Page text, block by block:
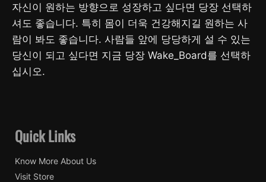
자신이 원하는 방향으로 성장하고 싶다면 당장 선택하
셔도 좋습니다. 특히 몸이 더욱 건강해지길 원하는 사
람이 봐도 좋습니다. 사람들 앞에 당당하게 설 수 있는
당신이 되고 싶다면 지금 당장 Wake_Board를 선택하
십시오.
Quick Links
Know More About Us
Visit Store